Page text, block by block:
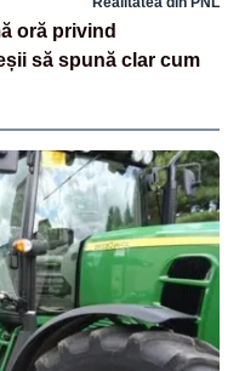
oră privind
să spună clar cum